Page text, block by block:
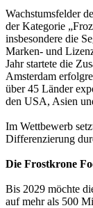
Wachstumsfelder
der Kategorie
insbesondere die
Marken- und
Jahr startete die
Amsterdam
über 45 Länder
den USA, Asien
Im Wettbewerb
Differenzierung
Die Frostkrone
Bis 2029 möchte
auf mehr als 500